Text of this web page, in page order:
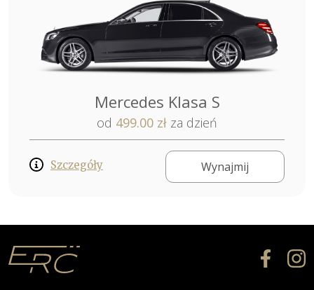
Mercedes Klasa S
od 499.00 zł za dzień
Szczegóły Wynajmij